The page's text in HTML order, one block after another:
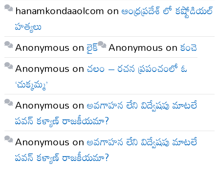
hanamkondaaolcom onఆంధ్రప్రదేశ్ లో కష్టోడియల్
హత్యలు
Anonymous onలైక్ Anonymous onకంచె
Anonymous onచలం – రచన ప్రపంచంలో ఓ
‘చుక్కమ్మ’
Anonymous onఅవగాహన లేని విద్వేషపు మాటలే
పవన్ కళ్యాణ్ రాజకీయమా?
Anonymous onఅవగాహన లేని విద్వేషపు మాటలే
పవన్ కళ్యాణ్ రాజకీయమా?